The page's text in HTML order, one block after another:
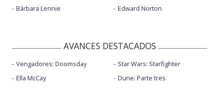
Bárbara Lennie
Edward Norton
AVANCES DESTACADOS
Vengadores: Doomsday
Ella McCay
Star Wars: Starfighter
Dune: Parte tres